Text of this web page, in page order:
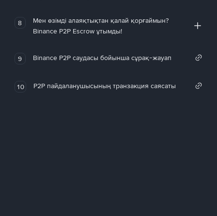
8
Мен өзімді алаяқтықтан қалай қорғаймын?
Binance P2P Escrow ұтымды!
9 Binance P2P саудасы бойынша сұрақ-жауап
10 P2P пайдаланушысының транзакция саясаты